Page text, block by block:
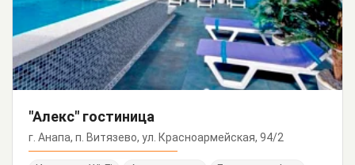
"Алекс" гостиница
г. Анапа, п. Витязево, ул. Красноармейская, 94/2